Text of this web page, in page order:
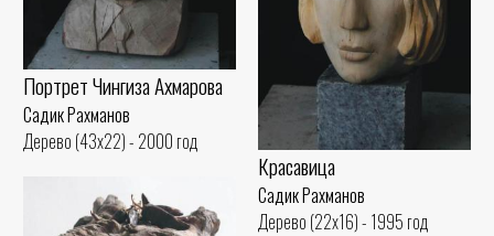
Портрет Чингиза Ахмарова
Садик Рахманов
Дерево (43x22) - 2000 год
Красавица
Садик Рахманов
Дерево (22x16) - 1995 год